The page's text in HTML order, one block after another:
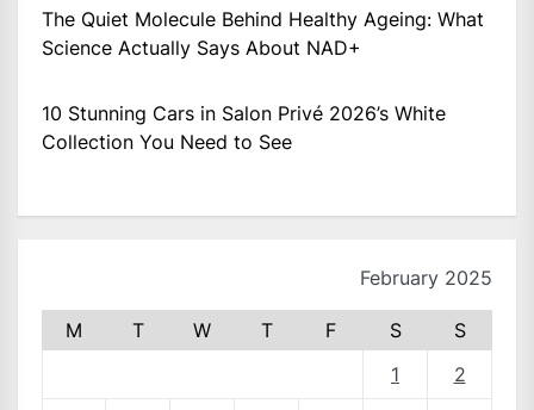
The Quiet Molecule Behind Healthy Ageing: What
Science Actually Says About NAD+
10 Stunning Cars in Salon Privé 2026’s White
Collection You Need to See
February 2025
M T W T F S
S
1
2